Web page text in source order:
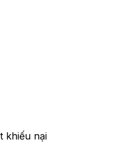
khiếu nại